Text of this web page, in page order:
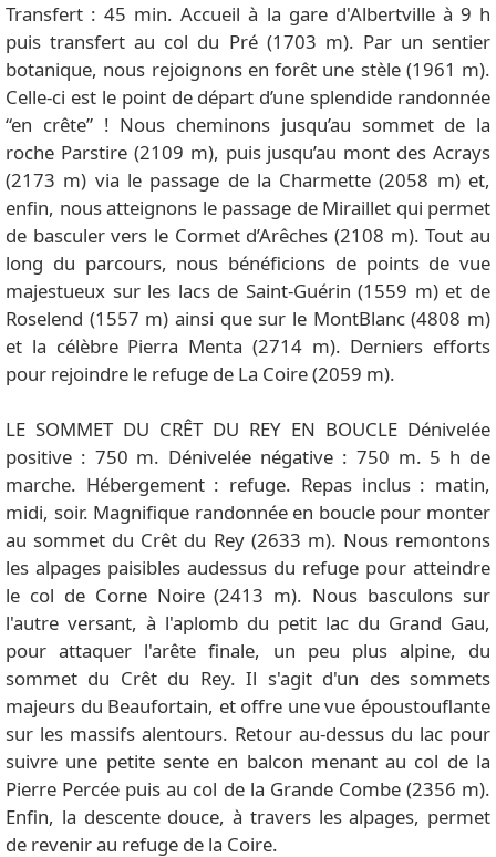
Transfert : 45 min. Accueil à la gare d'Albertville à 9 h
puis transfert au col du Pré (1703 m). Par un sentier
botanique, nous rejoignons en forêt une stèle (1961 m).
Celle-ci est le point de départ d’une splendide randonnée
“en crête” ! Nous cheminons jusqu’au sommet de la
roche Parstire (2109 m), puis jusqu’au mont des Acrays
(2173 m) via le passage de la Charmette (2058 m) et,
enfin, nous atteignons le passage de Miraillet qui permet
de basculer vers le Cormet d’Arêches (2108 m). Tout au
long du parcours, nous bénéficions de points de vue
majestueux sur les lacs de Saint-Guérin (1559 m) et de
Roselend (1557 m) ainsi que sur le MontBlanc (4808 m)
et la célèbre Pierra Menta (2714 m). Derniers efforts
pour rejoindre le refuge de La Coire (2059 m).
LE SOMMET DU CRÊT DU REY EN BOUCLE Dénivelée
positive : 750 m. Dénivelée négative : 750 m. 5 h de
marche. Hébergement : refuge. Repas inclus : matin,
midi, soir. Magnifique randonnée en boucle pour monter
au sommet du Crêt du Rey (2633 m). Nous remontons
les alpages paisibles audessus du refuge pour atteindre
le col de Corne Noire (2413 m). Nous basculons sur
l'autre versant, à l'aplomb du petit lac du Grand Gau,
pour attaquer l'arête finale, un peu plus alpine, du
sommet du Crêt du Rey. Il s'agit d'un des sommets
majeurs du Beaufortain, et offre une vue époustouflante
sur les massifs alentours. Retour au-dessus du lac pour
suivre une petite sente en balcon menant au col de la
Pierre Percée puis au col de la Grande Combe (2356 m).
Enfin, la descente douce, à travers les alpages, permet
de revenir au refuge de la Coire.